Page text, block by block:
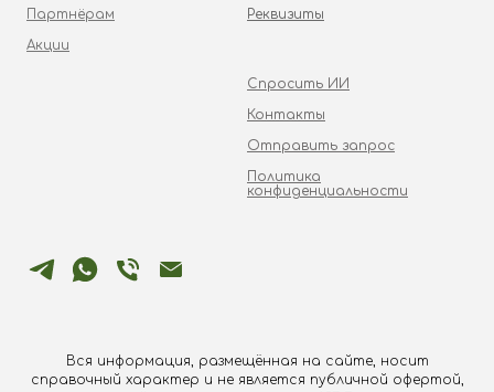
Партнёрам
Акции
Реквизиты
Спросить ИИ
Контакты
Отправить запрос
Политика
конфиденциальности
Вся информация, размещённая на сайте, носит
справочный характер и не является публичной офертой,